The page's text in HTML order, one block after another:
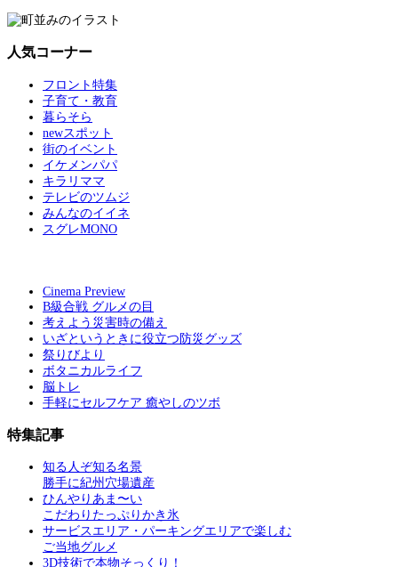
人気コーナー
フロント特集
子育て・教育
暮らそら
newスポット
街のイベント
イケメンパパ
キラリママ
テレビのツムジ
みんなのイイネ
スグレMONO
Cinema Preview
B級合戦 グルメの目
考えよう災害時の備え
いざというときに役立つ防災グッズ
祭りびより
ボタニカルライフ
脳トレ
手軽にセルフケア 癒やしのツボ
特集記事
知る人ぞ知る名景
勝手に紀州穴場遺産
ひんやりあま〜い
こだわりたっぷりかき氷
サービスエリア・パーキングエリアで楽しむ
ご当地グルメ
3D技術で本物そっくり！